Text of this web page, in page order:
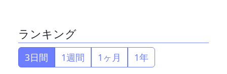
ランキング
3日間 1週間 1ヶ月 1年